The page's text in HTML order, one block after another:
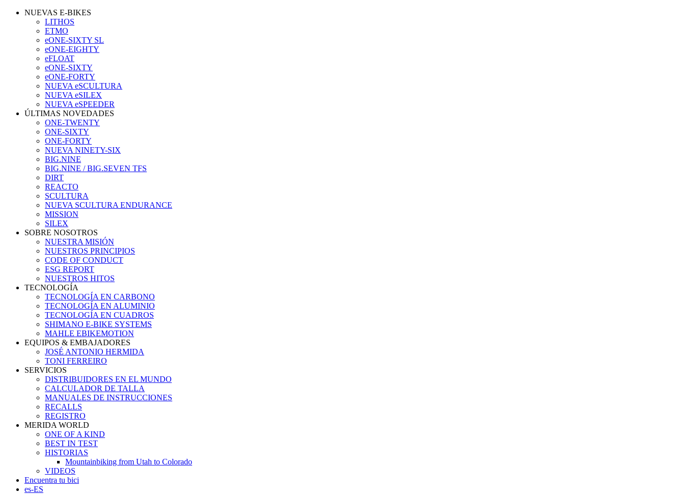
NUEVAS E-BIKES
LITHOS
ETMO
eONE-SIXTY SL
eONE-EIGHTY
eFLOAT
eONE-SIXTY
eONE-FORTY
NUEVA eSCULTURA
NUEVA eSILEX
NUEVA eSPEEDER
ÚLTIMAS NOVEDADES
ONE-TWENTY
ONE-SIXTY
ONE-FORTY
NUEVA NINETY-SIX
BIG.NINE
BIG.NINE / BIG.SEVEN TFS
DIRT
REACTO
SCULTURA
NUEVA SCULTURA ENDURANCE
MISSION
SILEX
SOBRE NOSOTROS
NUESTRA MISIÓN
NUESTROS PRINCIPIOS
CODE OF CONDUCT
ESG REPORT
NUESTROS HITOS
TECNOLOGÍA
TECNOLOGÍA EN CARBONO
TECNOLOGÍA EN ALUMINIO
TECNOLOGÍA EN CUADROS
SHIMANO E-BIKE SYSTEMS
MAHLE EBIKEMOTION
EQUIPOS & EMBAJADORES
JOSÉ ANTONIO HERMIDA
TONI FERREIRO
SERVICIOS
DISTRIBUIDORES EN EL MUNDO
CALCULADOR DE TALLA
MANUALES DE INSTRUCCIONES
RECALLS
REGISTRO
MERIDA WORLD
ONE OF A KIND
BEST IN TEST
HISTORIAS
Mountainbiking from Utah to Colorado
VIDEOS
Encuentra tu bici
es-ES